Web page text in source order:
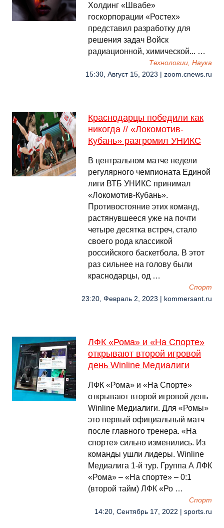
Холдинг «Швабе»
госкорпорации «Ростех»
представил разработку для
решения задач Войск
радиационной, химической... …
Технологии, Наука
15:30, Август 15, 2023 | zoom.cnews.ru
Краснодарцы победили как
никогда // «Локомотив-
Кубань» разгромил УНИКС
В центральном матче недели
регулярного чемпионата Единой
лиги ВТБ УНИКС принимал
«Локомотив-Кубань».
Противостояние этих команд,
растянувшееся уже на почти
четыре десятка встреч, стало
своего рода классикой
российского баскетбола. В этот
раз сильнее на голову были
краснодарцы, од …
Спорт
23:20, Февраль 2, 2023 | kommersant.ru
ЛФК «Рома» и «На Спорте»
открывают второй игровой
день Winline Медиалиги
ЛФК «Рома» и «На Спорте»
открывают второй игровой день
Winline Медиалиги. Для «Ромы»
это первый официальный матч
после главного тренера. «На
спорте» сильно изменились. Из
команды ушли лидеры. Winline
Медиалига 1-й тур. Группа А ЛФК
«Рома» – «На спорте» – 0:1
(второй тайм) ЛФК «Ро …
Спорт
14:20, Сентябрь 17, 2022 | sports.ru